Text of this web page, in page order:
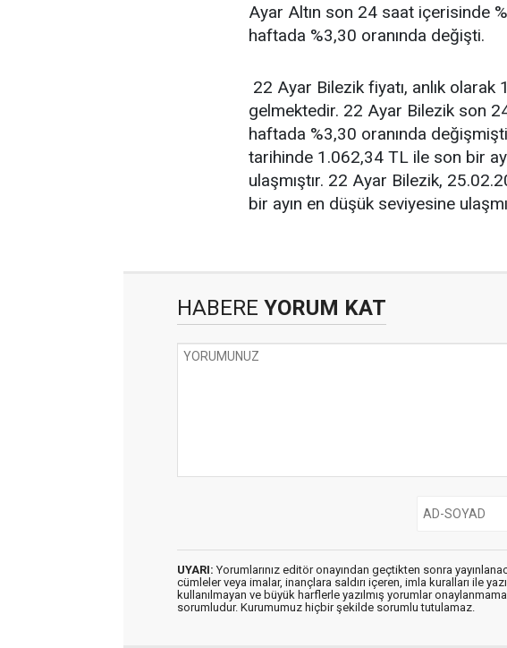
Ayar Altın son 24 saat içerisinde
haftada %3,30 oranında değişti.
22 Ayar Bilezik fiyatı, anlık olarak
gelmektedir. 22 Ayar Bilezik son
haftada %3,30 oranında
tarihinde 1.062,34 TL ile son bir
ulaşmıştır. 22 Ayar Bilezik,
bir ayın en düşük seviyesine
HABERE YORUM KAT
UYARI: Yorumlarınız editör onayından geçtikten sonra
cümleler veya imalar, inançlara saldırı içeren, imla kuralları ile
kullanılmayan ve büyük harflerle yazılmış yorumlar
sorumludur. Kurumumuz hiçbir şekilde sorumlu tutulamaz.